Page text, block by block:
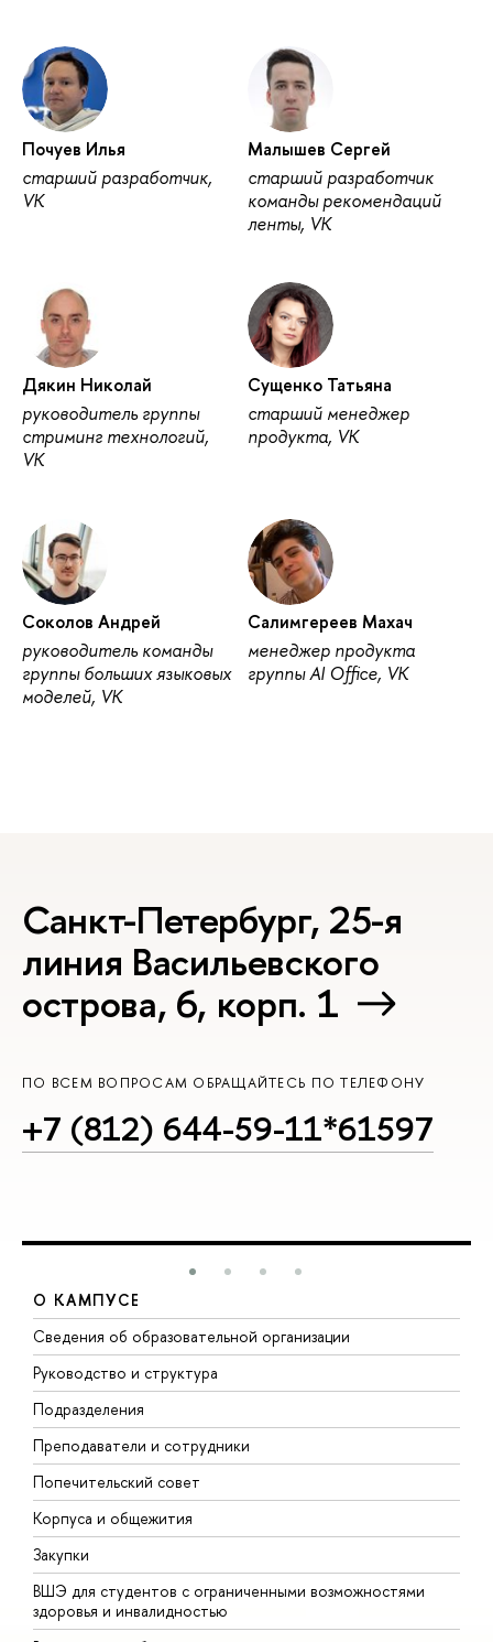
Почуев Илья
старший разработчик,
VK
Малышев Сергей
старший разработчик
команды рекомендаций
ленты, VK
Дякин Николай
руководитель группы
стриминг технологий,
VK
Сущенко Татьяна
старший менеджер
продукта, VK
Соколов Андрей
руководитель команды
группы больших языковых
моделей, VK
Салимгереев Махач
менеджер продукта
группы AI Office, VK
Санкт-Петербург, 25-я
линия Васильевского
острова, 6, корп. 1
ПО ВСЕМ ВОПРОСАМ ОБРАЩАЙТЕСЬ ПО ТЕЛЕФОНУ
+7 (812) 644-59-11*61597
О КАМПУСЕ
Сведения об образовательной организации
Руководство и структура
Подразделения
Преподаватели и сотрудники
Попечительский совет
Корпуса и общежития
Закупки
ВШЭ для студентов с ограниченными возможностями
здоровья и инвалидностью